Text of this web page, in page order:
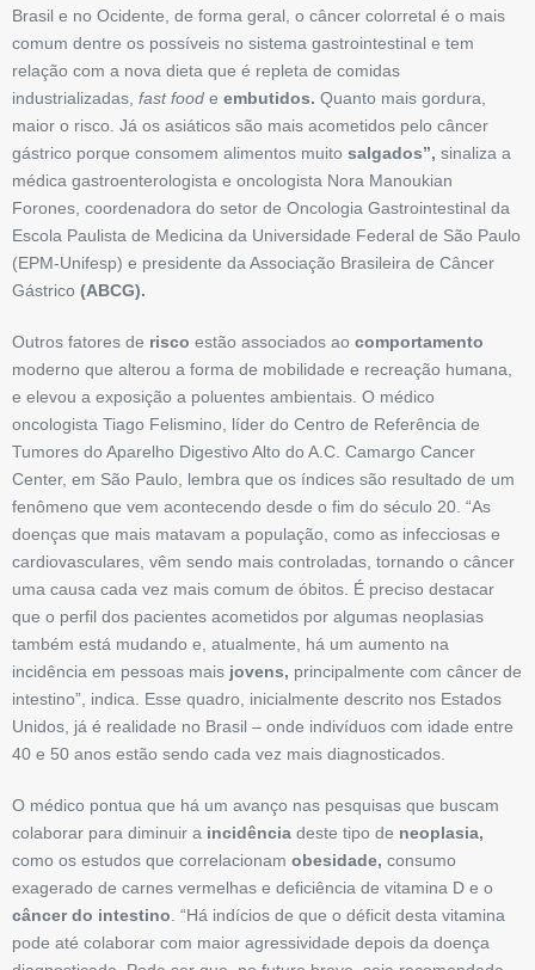
Brasil e no Ocidente, de forma geral, o câncer colorretal é o mais
comum dentre os possíveis no sistema gastrointestinal e tem
relação com a nova dieta que é repleta de comidas
industrializadas, fast food e embutidos. Quanto mais gordura,
maior o risco. Já os asiáticos são mais acometidos pelo câncer
gástrico porque consomem alimentos muito salgados”, sinaliza a
médica gastroenterologista e oncologista Nora Manoukian
Forones, coordenadora do setor de Oncologia Gastrointestinal da
Escola Paulista de Medicina da Universidade Federal de São Paulo
(EPM-Unifesp) e presidente da Associação Brasileira de Câncer
Gástrico (ABCG).
Outros fatores de risco estão associados ao comportamento
moderno que alterou a forma de mobilidade e recreação humana,
e elevou a exposição a poluentes ambientais. O médico
oncologista Tiago Felismino, líder do Centro de Referência de
Tumores do Aparelho Digestivo Alto do A.C. Camargo Cancer
Center, em São Paulo, lembra que os índices são resultado de um
fenômeno que vem acontecendo desde o fim do século 20. “As
doenças que mais matavam a população, como as infecciosas e
cardiovasculares, vêm sendo mais controladas, tornando o câncer
uma causa cada vez mais comum de óbitos. É preciso destacar
que o perfil dos pacientes acometidos por algumas neoplasias
também está mudando e, atualmente, há um aumento na
incidência em pessoas mais jovens, principalmente com câncer de
intestino”, indica. Esse quadro, inicialmente descrito nos Estados
Unidos, já é realidade no Brasil – onde indivíduos com idade entre
40 e 50 anos estão sendo cada vez mais diagnosticados.
O médico pontua que há um avanço nas pesquisas que buscam
colaborar para diminuir a incidência deste tipo de neoplasia,
como os estudos que correlacionam obesidade, consumo
exagerado de carnes vermelhas e deficiência de vitamina D e o
câncer do intestino. “Há indícios de que o déficit desta vitamina
pode até colaborar com maior agressividade depois da doença